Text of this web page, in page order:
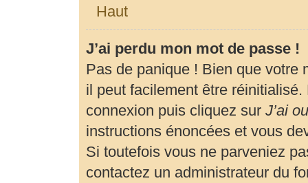
Haut
J’ai perdu mon mot de passe !
Pas de panique ! Bien que votre
il peut facilement être
connexion puis cliquez sur J’ai
instructions énoncées et vous
Si toutefois vous ne parveniez
contactez un administrateur du